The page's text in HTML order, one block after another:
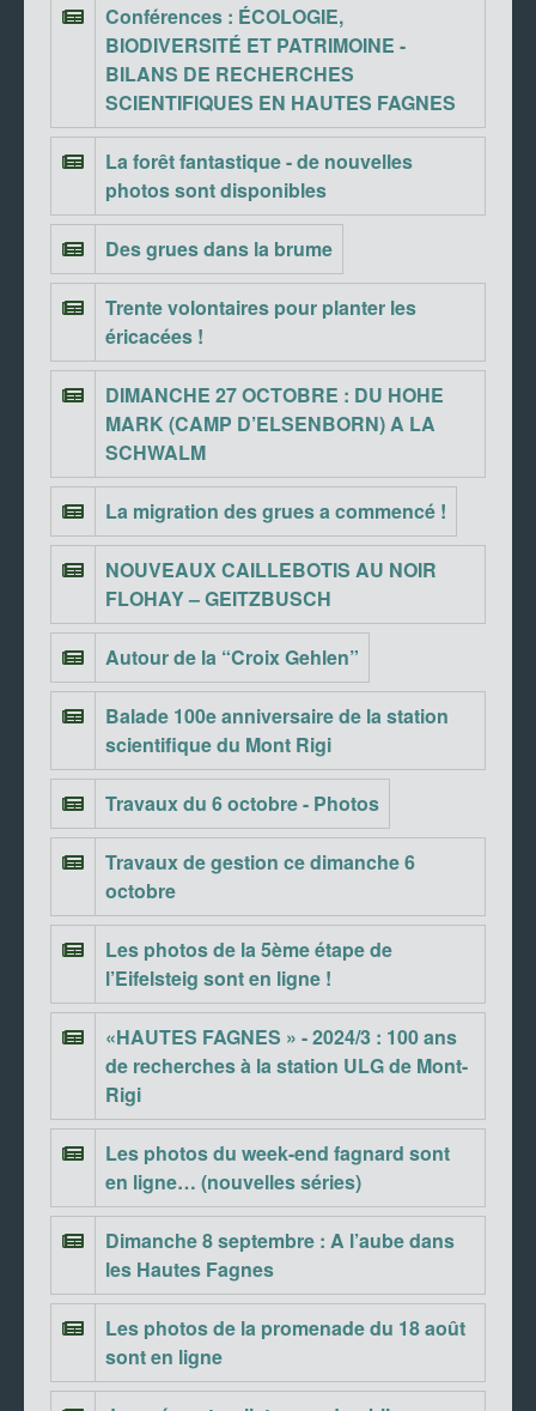
Conférences : ÉCOLOGIE,
BIODIVERSITÉ ET PATRIMOINE -
BILANS DE RECHERCHES
SCIENTIFIQUES EN HAUTES FAGNES
La forêt fantastique - de nouvelles
photos sont disponibles
Des grues dans la brume
Trente volontaires pour planter les
éricacées !
DIMANCHE 27 OCTOBRE : DU HOHE
MARK (CAMP D’ELSENBORN) A LA
SCHWALM
La migration des grues a commencé !
NOUVEAUX CAILLEBOTIS AU NOIR
FLOHAY – GEITZBUSCH
Autour de la “Croix Gehlen”
Balade 100e anniversaire de la station
scientifique du Mont Rigi
Travaux du 6 octobre - Photos
Travaux de gestion ce dimanche 6
octobre
Les photos de la 5ème étape de
l’Eifelsteig sont en ligne !
«HAUTES FAGNES » - 2024/3 : 100 ans
de recherches à la station ULG de Mont-
Rigi
Les photos du week-end fagnard sont
en ligne… (nouvelles séries)
Dimanche 8 septembre : A l’aube dans
les Hautes Fagnes
Les photos de la promenade du 18 août
sont en ligne